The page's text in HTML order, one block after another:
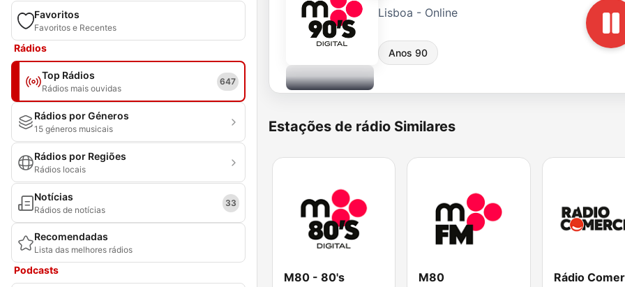
Favoritos
Favoritos e Recentes
Rádios
Top Rádios
Rádios mais ouvidas
647
Rádios por Géneros
15 géneros musicais
Rádios por Regiões
Rádios locais
Notícias
Rádios de notícias
33
Recomendadas
Lista das melhores rádios
Podcasts
Lisboa - Online
Anos 90
Estações de rádio Similares
M80 - 80's M80 Rádio